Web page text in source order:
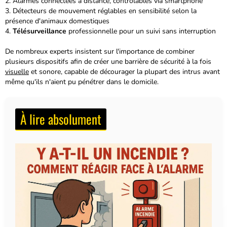
Détecteurs de mouvement réglables en sensibilité selon la
présence d'animaux domestiques
Télésurveillance professionnelle pour un suivi sans interruption
De nombreux experts insistent sur l'importance de combiner
plusieurs dispositifs afin de créer une barrière de sécurité à la fois
visuelle et sonore, capable de décourager la plupart des intrus avant
même qu'ils n'aient pu pénétrer dans le domicile.
À lire absolument